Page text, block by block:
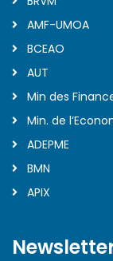
AMF-UMOA
BCEAO
AUT
Min des
Min. de
ADEPME
BMN
APIX